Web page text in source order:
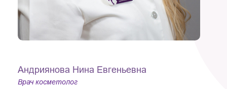
Андриянова Нина Евгеньевна
Врач косметолог